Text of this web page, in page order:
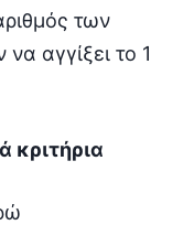
των
αγγίξει το 1
κριτήρια